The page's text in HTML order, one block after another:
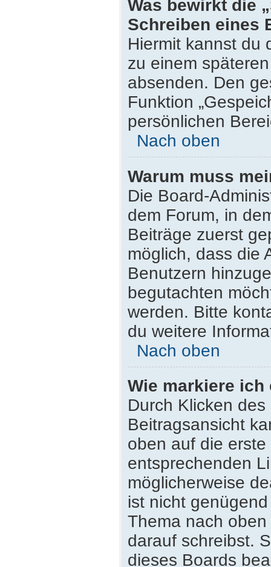
Was bewirkt die
Schreiben eines
Hiermit kannst du
zu einem
absenden. Den
Funktion
persönlichen
Nach oben
Warum muss
Die Board-
dem Forum, in
Beiträge zuerst
möglich, dass die
Benutzern
begutachten
werden. Bitte
du weitere
Nach oben
Wie markiere ich
Durch Klicken des
Beitragsansicht
oben auf die
entsprechenden
möglicherweise
ist nicht
Thema nach
darauf schreibst.
dieses Boards